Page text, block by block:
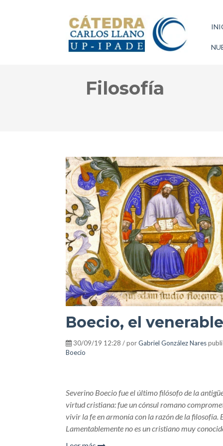
Filosofía
Boecio, el
30/09/19 12:28 / porGabriel González Nares
Boecio
Severino Boecio fue el último filósofo de la
virtud cristiana: fue un cónsul romano
vivir la fe en armonía con la razón de la filosofía.
Lamentablemente no es un cristiano muy